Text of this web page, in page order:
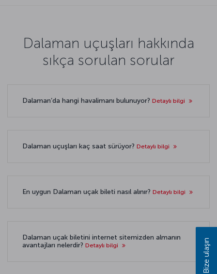
Dalaman uçuşları hakkında
sıkça sorulan sorular
Dalaman’da hangi havalimanı bulunuyor? Detaylı bilgi
Dalaman uçuşları kaç saat sürüyor? Detaylı bilgi
En uygun Dalaman uçak bileti nasıl alınır? Detaylı bilgi
Dalaman uçak biletini internet sitemizden almanın
avantajları nelerdir? Detaylı bilgi Bize ulaşın